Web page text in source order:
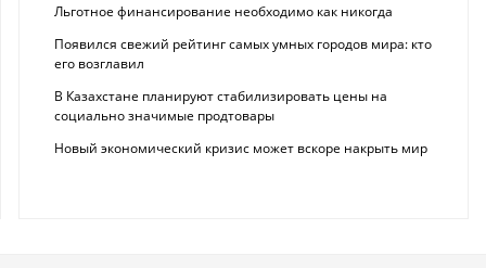
Льготное финансирование необходимо как никогда
Появился свежий рейтинг самых умных городов мира: кто
его возглавил
В Казахстане планируют стабилизировать цены на
социально значимые продтовары
Новый экономический кризис может вскоре накрыть мир